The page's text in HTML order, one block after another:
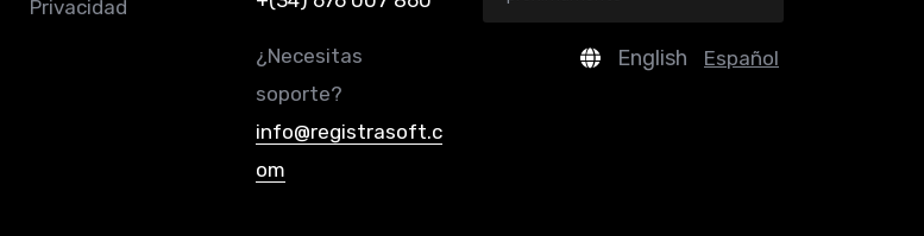
Privacidad
¿Necesitas
soporte?
info@registrasoft.c
om
English Español